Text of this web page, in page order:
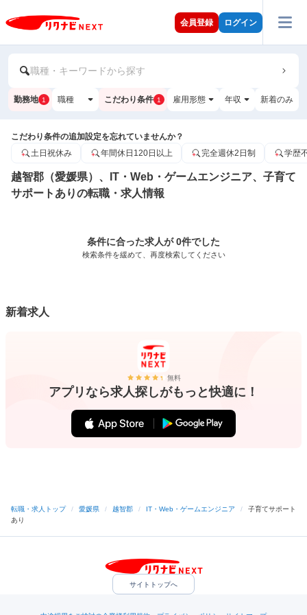
会員登録 ログイン
職種・キーワードから探す
勤務地 1 職種 こだわり条件 1 雇用形態 年収 新着のみ
こだわり条件の追加設定を忘れていませんか？
土日祝休み
年間休日120日以上 完全週休2日制 学歴
越智郡（愛媛県）、IT・Web・ゲームエンジニア、子育て
サポートありの転職・求人情報
条件に合った求人が 0件でした
検索条件を緩めて、再度検索してください
新着求人
無料
アプリなら求人探しがもっと快適に！
転職・求人トップ / 愛媛県 / 越智郡 / IT・Web・ゲームエンジニア /
子育てサポート
あり
サイトトップへ